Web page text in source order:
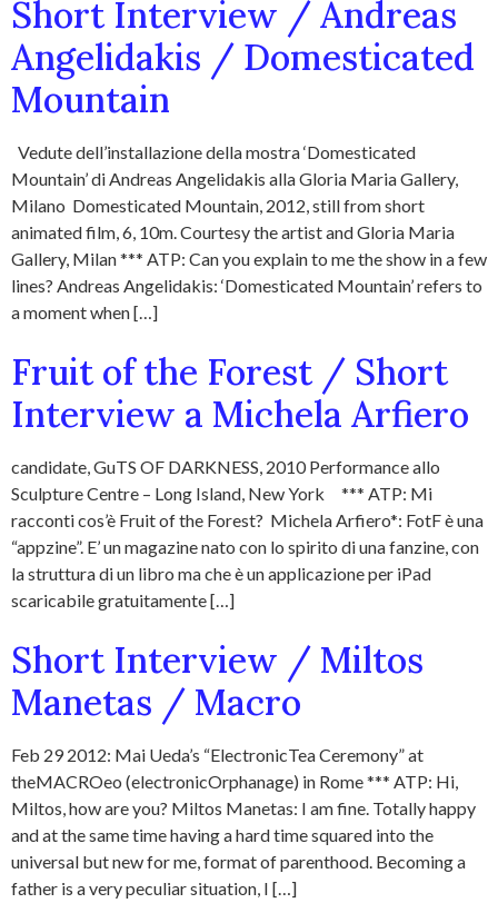
Short Interview / Andreas
Angelidakis / Domesticated
Mountain
Vedute dell’installazione della mostra ‘Domesticated
Mountain’ di Andreas Angelidakis alla Gloria Maria Gallery,
Milano Domesticated Mountain, 2012, still from short
animated film, 6, 10m. Courtesy the artist and Gloria Maria
Gallery, Milan *** ATP: Can you explain to me the show in a few
lines? Andreas Angelidakis: ‘Domesticated Mountain’ refers to
a moment when […]
Fruit of the Forest / Short
Interview a Michela Arfiero
candidate, GuTS OF DARKNESS, 2010 Performance allo
Sculpture Centre – Long Island, New York *** ATP: Mi
racconti cos’è Fruit of the Forest? Michela Arfiero*: FotF è una
“appzine”. E’ un magazine nato con lo spirito di una fanzine, con
la struttura di un libro ma che è un applicazione per iPad
scaricabile gratuitamente […]
Short Interview / Miltos
Manetas / Macro
Feb 29 2012: Mai Ueda’s “ElectronicTea Ceremony” at
theMACROeo (electronicOrphanage) in Rome *** ATP: Hi,
Miltos, how are you? Miltos Manetas: I am fine. Totally happy
and at the same time having a hard time squared into the
universal but new for me, format of parenthood. Becoming a
father is a very peculiar situation, I […]